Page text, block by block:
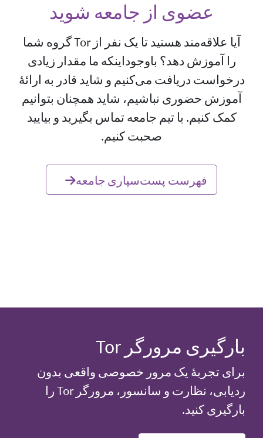
عضوی از جامعه شوید
آیا علاقه‌مند هستید تا یک نفر از Tor گروه شما
را آموزش دهد؟ باوجوداینکه ما مقدار زیادی
درخواست دریافت می‌کنیم و شاید قادر به ارائهٔ
آموزش حضوری نباشیم، شاید همچنان بتوانیم
کمک کنیم. با تیم جامعه تماس بگیرید و بیایید
صحبت کنیم.
فهرست پست‌سپاری جامعه
بارگیری مرورگر Tor
برای تجربهٔ یک مرور خصوصی واقعی بدون
ردیابی، نظارت و سانسور، مرورگر Tor را
بارگیری کنید.